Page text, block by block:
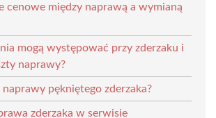
cenowe między naprawą a wymianą
mogą występować przy zderzaku i
naprawy?
naprawy pękniętego zderzaka?
zderzaka w serwisie